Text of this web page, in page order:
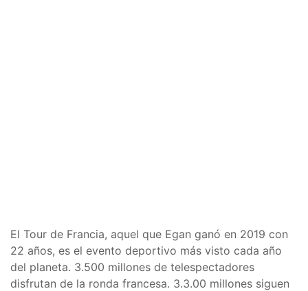
El Tour de Francia, aquel que Egan ganó en 2019 con
22 años, es el evento deportivo más visto cada año
del planeta. 3.500 millones de telespectadores
disfrutan de la ronda francesa. 3.3.00 millones siguen